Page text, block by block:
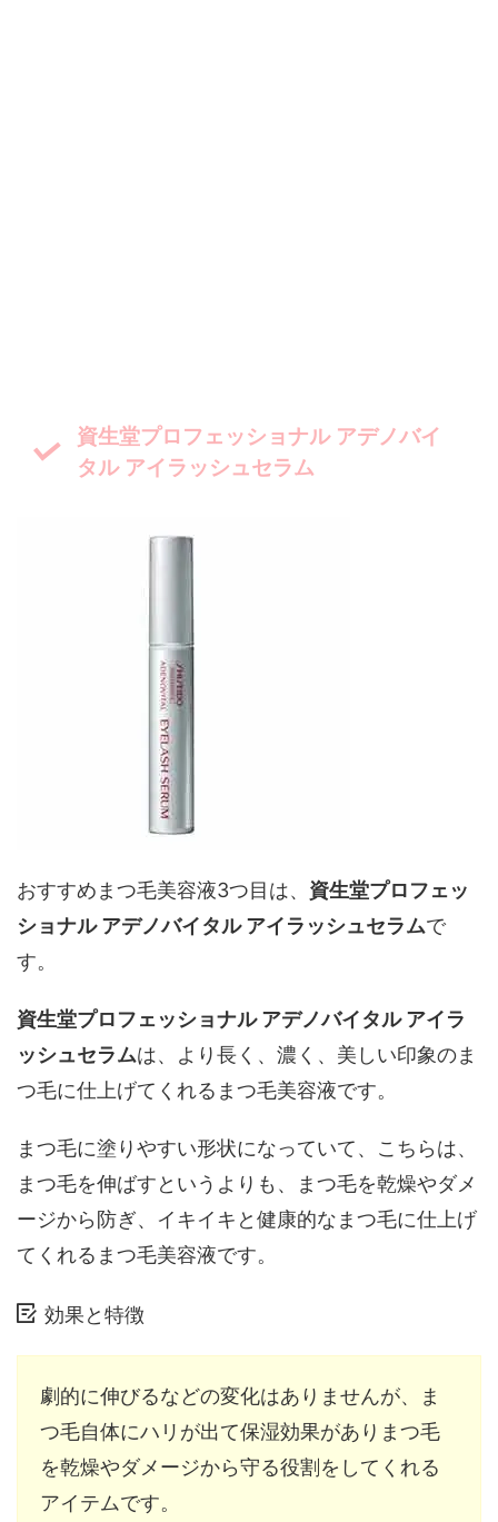
資生堂プロフェッショナルアデノバイ
タル アイラッシュセラム
おすすめまつ毛美容液3つ目は、 資生堂プロフェッ
ショナルアデノバイタル アイラッシュセラムで
す。
資生堂プロフェッショナルアデノバイタル アイラ
ッシュセラムは、より長く、濃く、美しい印象のま
つ毛に仕上げてくれるまつ毛美容液です。
まつ毛に塗りやすい形状になっていて、こちらは、
まつ毛を伸ばすというよりも、まつ毛を乾燥やダメ
ージから防ぎ、イキイキと健康的なまつ毛に仕上げ
てくれるまつ毛美容液です。
効果と特徴
劇的に伸びるなどの変化はありませんが、ま
つ毛自体にハリが出て保湿効果がありまつ毛
を乾燥やダメージから守る役割をしてくれる
アイテムです。